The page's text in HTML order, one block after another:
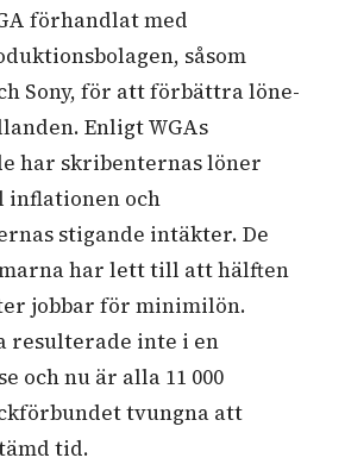
förhandlat med
såsom
Sony, för att förbättra löne-
Enligt WGAs
har skribenternas löner
och
stigande intäkter. De
har lett till att hälften
jobbar för minimilön.
resulterade inte i en
och nu är alla 11 000
tvungna att
tid.